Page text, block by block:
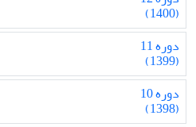
(1400)
دوره 11
(1399)
دوره 10
(1398)